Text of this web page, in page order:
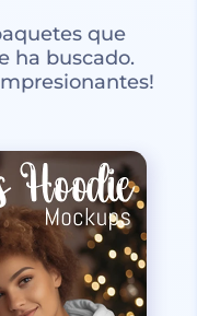
que
ha buscado.